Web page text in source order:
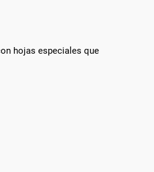
hojas especiales que